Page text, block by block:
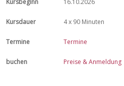
16.10.2026
4 x 90 Minuten
Termine
Preise & Anmeldung